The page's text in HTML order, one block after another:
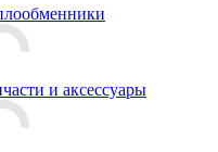
и аксессуары